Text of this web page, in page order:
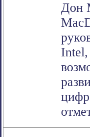
Дон
Intel,